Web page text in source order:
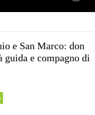
e San Marco: don
guida e compagno di